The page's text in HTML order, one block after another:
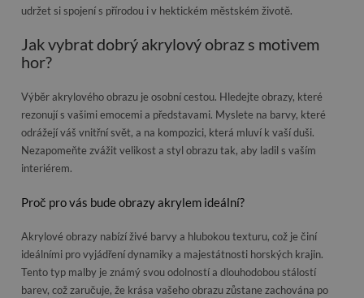
udržet si spojení s přírodou i v hektickém městském životě.
Jak vybrat dobrý akrylový obraz s motivem
hor?
Výběr akrylového obrazu je osobní cestou. Hledejte obrazy, které
rezonují s vašimi emocemi a představami. Myslete na barvy, které
odrážejí váš vnitřní svět, a na kompozici, která mluví k vaší duši.
Nezapomeňte zvážit velikost a styl obrazu tak, aby ladil s vaším
interiérem.
Proč pro vás bude obrazy akrylem ideální?
Akrylové obrazy nabízí živé barvy a hlubokou texturu, což je činí
ideálními pro vyjádření dynamiky a majestátnosti horských krajin.
Tento typ malby je známý svou odolností a dlouhodobou stálostí
barev, což zaručuje, že krása vašeho obrazu zůstane zachována po